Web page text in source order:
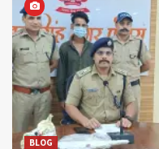
BLOG